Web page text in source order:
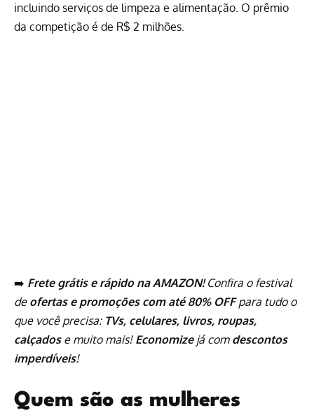
incluindo serviços de limpeza e alimentação. O prêmio
da competição é de R$ 2 milhões.
➡️ Frete grátis e rápido na AMAZON!Confira o festival
de ofertas e promoções com até 80% OFFpara tudo o
que você precisa: TVs, celulares, livros, roupas,
calçadose muito mais! Economizejá com descontos
imperdíveis!
Quem são as mulheres